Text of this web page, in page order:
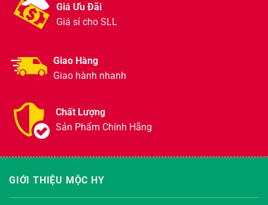
Giá Ưu Đãi
Giá sỉ cho SLL
Giao Hàng
Giao hành nhanh
Chất Lượng
Sản Phẩm Chính Hãng
GIỚI THIỆU MỘC HY